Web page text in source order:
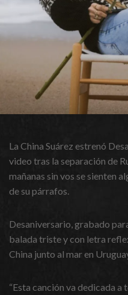
La China Suárez estrenó
video tras la separación de
mañanas sin vos se sienten
de su párrafos.
Desaniversario, grabado
balada triste y con letra
China junto al mar en
“Esta canción va dedicada a